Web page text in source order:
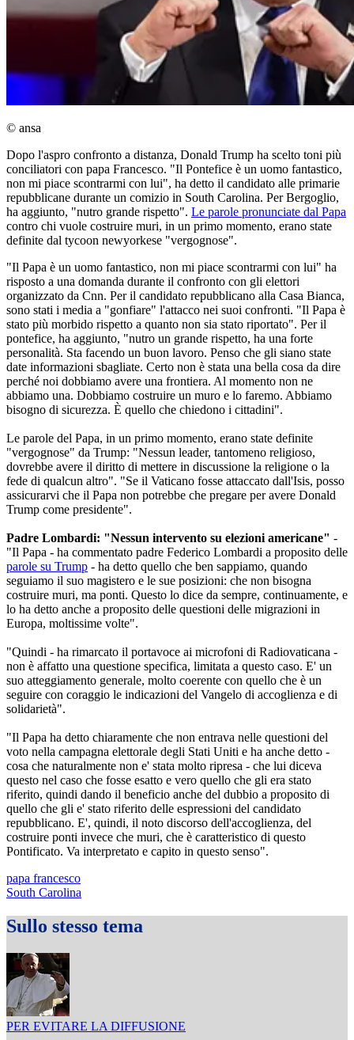
© ansa
Dopo l'aspro confronto a distanza, Donald Trump ha scelto toni più
conciliatori con papa Francesco. "Il Pontefice è un uomo fantastico,
non mi piace scontrarmi con lui", ha detto il candidato alle primarie
repubblicane durante un comizio in South Carolina. Per Bergoglio,
ha aggiunto, "nutro grande rispetto". Le parole pronunciate dal Papa
contro chi vuole costruire muri, in un primo momento, erano state
definite dal tycoon newyorkese "vergognose".
"Il Papa è un uomo fantastico, non mi piace scontrarmi con lui" ha
risposto a una domanda durante il confronto con gli elettori
organizzato da Cnn. Per il candidato repubblicano alla Casa Bianca,
sono stati i media a "gonfiare" l'attacco nei suoi confronti. "Il Papa è
stato più morbido rispetto a quanto non sia stato riportato". Per il
pontefice, ha aggiunto, "nutro un grande rispetto, ha una forte
personalità. Sta facendo un buon lavoro. Penso che gli siano state
date informazioni sbagliate. Certo non è stata una bella cosa da dire
perché noi dobbiamo avere una frontiera. Al momento non ne
abbiamo una. Dobbiamo costruire un muro e lo faremo. Abbiamo
bisogno di sicurezza. È quello che chiedono i cittadini".
Le parole del Papa, in un primo momento, erano state definite
"vergognose" da Trump: "Nessun leader, tantomeno religioso,
dovrebbe avere il diritto di mettere in discussione la religione o la
fede di qualcun altro". "Se il Vaticano fosse attaccato dall'Isis, posso
assicurarvi che il Papa non potrebbe che pregare per avere Donald
Trump come presidente".
Padre Lombardi: "Nessun intervento su elezioni americane" -
"Il Papa - ha commentato padre Federico Lombardi a proposito delle
parole su Trump - ha detto quello che ben sappiamo, quando
seguiamo il suo magistero e le sue posizioni: che non bisogna
costruire muri, ma ponti. Questo lo dice da sempre, continuamente, e
lo ha detto anche a proposito delle questioni delle migrazioni in
Europa, moltissime volte".
"Quindi - ha rimarcato il portavoce ai microfoni di Radiovaticana -
non è affatto una questione specifica, limitata a questo caso. E' un
suo atteggiamento generale, molto coerente con quello che è un
seguire con coraggio le indicazioni del Vangelo di accoglienza e di
solidarietà".
"Il Papa ha detto chiaramente che non entrava nelle questioni del
voto nella campagna elettorale degli Stati Uniti e ha anche detto -
cosa che naturalmente non e' stata molto ripresa - che lui diceva
questo nel caso che fosse esatto e vero quello che gli era stato
riferito, quindi dando il beneficio anche del dubbio a proposito di
quello che gli e' stato riferito delle espressioni del candidato
repubblicano. E', quindi, il noto discorso dell'accoglienza, del
costruire ponti invece che muri, che è caratteristico di questo
Pontificato. Va interpretato e capito in questo senso".
papa francesco
South Carolina
Sullo stesso tema
PER EVITARE LA DIFFUSIONE